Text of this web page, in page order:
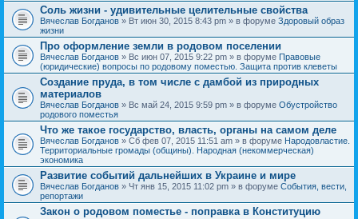
Соль жизни - удивительные целительные свойства
Вячеслав Богданов » Вт июн 30, 2015 8:43 pm » в форуме Здоровый образ
жизни
Про оформление земли в родовом поселении
Вячеслав Богданов » Вс июн 07, 2015 9:22 pm » в форуме Правовые
(юридические) вопросы по родовому поместью. Защита против клеветы
Создание пруда, в том числе с дамбой из природных
материалов
Вячеслав Богданов » Вс май 24, 2015 9:59 pm » в форуме Обустройство
родового поместья
Что же такое государство, власть, органы на самом деле
Вячеслав Богданов » Сб фев 07, 2015 11:51 am » в форуме Народовластие.
Территориальные громады (общины). Народная (некоммерческая)
экономика
Развитие событий дальнейших в Украине и мире
Вячеслав Богданов » Чт янв 15, 2015 11:02 pm » в форуме События, вести,
репортажи
Закон о родовом поместье - поправка в Конституцию